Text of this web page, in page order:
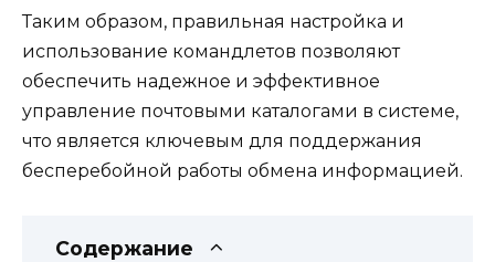
Таким образом, правильная настройка и
использование командлетов позволяют
обеспечить надежное и эффективное
управление почтовыми каталогами в системе,
что является ключевым для поддержания
бесперебойной работы обмена информацией.
Содержание